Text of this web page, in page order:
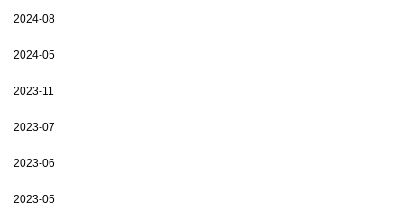
2024-08
2024-05
2023-11
2023-07
2023-06
2023-05